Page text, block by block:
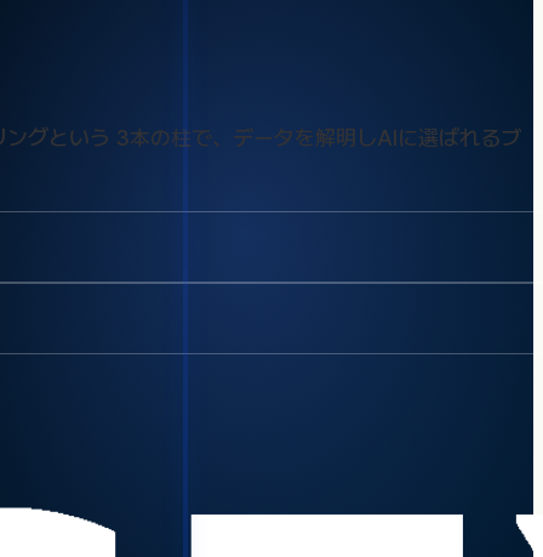
グという 3本の柱で、データを解明しAIに選ばれるブ